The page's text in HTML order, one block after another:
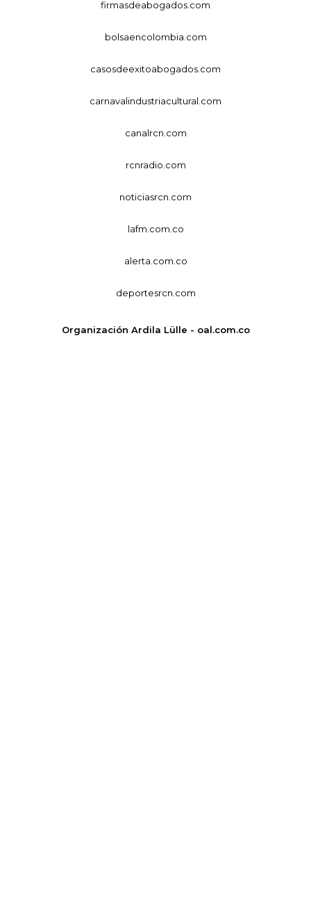
firmasdeabogados.com
bolsaencolombia.com
casosdeexitoabogados.com
carnavalindustriacultural.com
canalrcn.com
rcnradio.com
noticiasrcn.com
lafm.com.co
alerta.com.co
deportesrcn.com
Organización Ardila Lülle - oal.com.co